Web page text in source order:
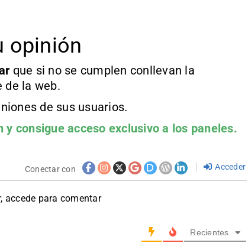
opinión
que si no se cumplen conllevan la
de la web.
de sus usuarios.
y consigue acceso exclusivo a los paneles.
Conectar con Acceder
accede para comentar
Recientes